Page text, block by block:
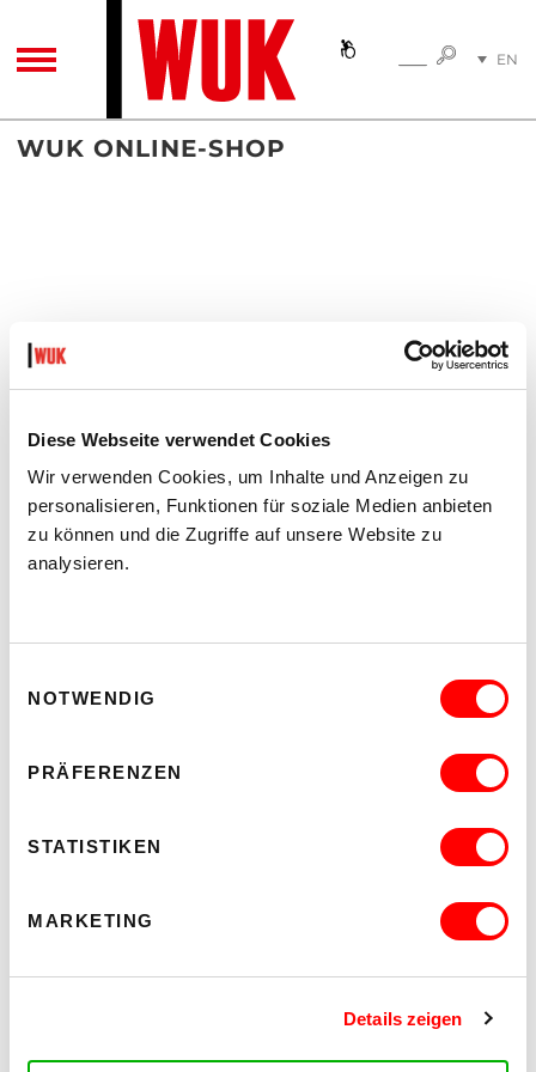
Diese Webseite verwendet Cookies
Wir verwenden Cookies, um Inhalte und Anzeigen zu
personalisieren, Funktionen für soziale Medien anbieten
zu können und die Zugriffe auf unsere Website zu
analysieren.
NOTWENDIG
PRÄFERENZEN
STATISTIKEN
MARKETING
Details zeigen
TOGGLE NAVIGATIONSEARCH
EN
WUK ONLINE-SHOP